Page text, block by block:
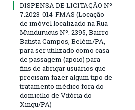
DISPENSA DE LICITAÇÃO Nº
7.2023-014-FMAS (Locação
de imóvel localizado na Rua
Mundurucus Nº. 2395, Bairro
Batista Campos, Belém/PA,
para ser utilizado como casa
de passagem (apoio) para
fins de abrigar usuários que
precisam fazer algum tipo de
tratamento médico fora do
domicílio de Vitória do
Xingu/PA)